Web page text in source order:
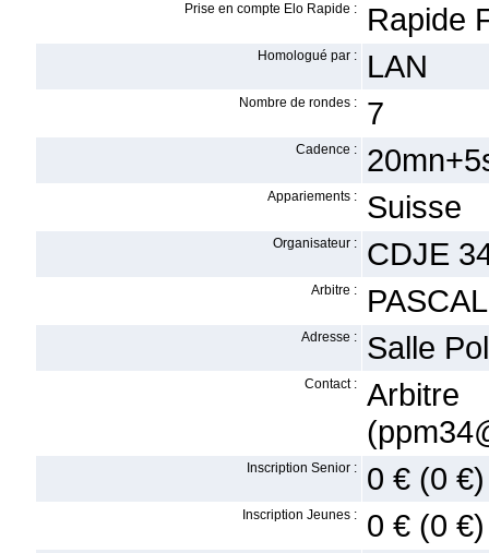
Prise en compte Elo Rapide :
Rapide
Homologué par : LAN
Nombre de rondes : 7
Cadence :
Appariements : Suisse
Organisateur : CDJE
Arbitre :
Adresse : Salle
Contact :
Inscription Senior : 0 € (0 €)
Inscription Jeunes : 0 € (0 €)